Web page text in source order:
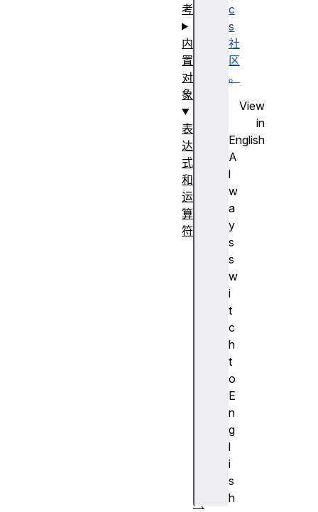
c
s
社
区
。
View
in
English
A
l
w
a
y
s
s
w
i
t
c
h
t
o
E
n
g
l
i
s
h
考
内
置
对
象
表
达
式
和
运
算
符
（